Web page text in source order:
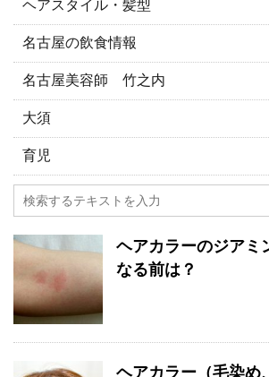
ヘアスタイル・髪型
名古屋の飲食情報
名古屋美容師 竹之内
大須
育児
ヘアカラーのジアミ
なる前は？
ヘアカラー（毛染め